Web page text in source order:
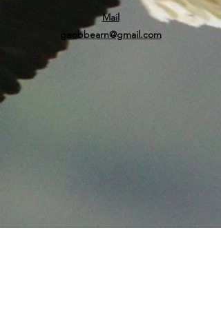
Mail
geobbearn@gmail.com